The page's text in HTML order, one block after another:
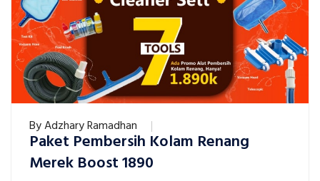
ByAdzhary Ramadhan
Paket Pembersih Kolam Renang
Merek Boost 1890